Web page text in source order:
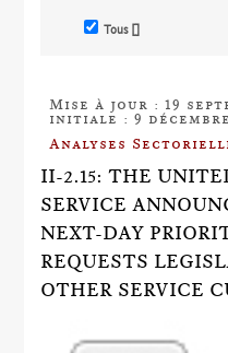
Tous []
Mise à jour : 19
initiale : 9 décembre
Analyses
II-2.15: THE
SERVICE
NEXT-DAY
REQUESTS
OTHER SERVICE